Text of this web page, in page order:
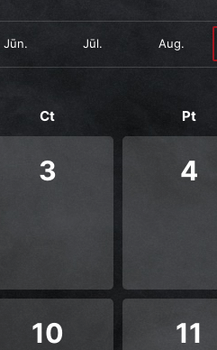
Jūn. Jūl. Aug.
Ct Pt
3 4
10 11